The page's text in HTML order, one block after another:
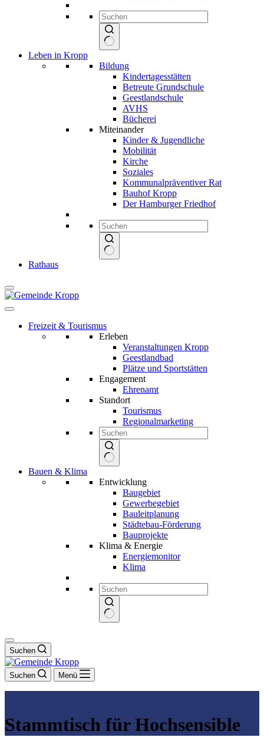
Ergebnisse
Leben in Kropp
Bildung
Kindertagesstätten
Betreute Grundschule
Geestlandschule
AVHS
Bücherei
Miteinander
Kinder & Jugendliche
Mobilität
Kirche
Soziales
Kommunalpräventiver Rat
Bauhof Kropp
Der Hamburger Friedhof
Rathaus
Freizeit & Tourismus
Erleben
Veranstaltungen Kropp
Geestlandbad
Plätze und Sportstätten
Engagement
Ehrenamt
Standort
Tourismus
Regionalmarketing
Ergebnisse
Bauen & Klima
Entwicklung
Baugebiet
Gewerbegebiet
Bauleitplanung
Städtebau-Förderung
Bauprojekte
Klima & Energie
Energiemonitor
Klima
Suchen
Suchen Menü
Stammtisch für Hochsensible